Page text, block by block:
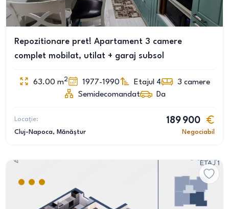
Repozitionare pret! Apartament 3 camere
complet mobilat, utilat + garaj subsol
63.00 m2 1977-1990 Etajul 4 3 camere
Semidecomandat
Da
Locație:
Cluj-Napoca, Mănăștur
189 900
Negociabil